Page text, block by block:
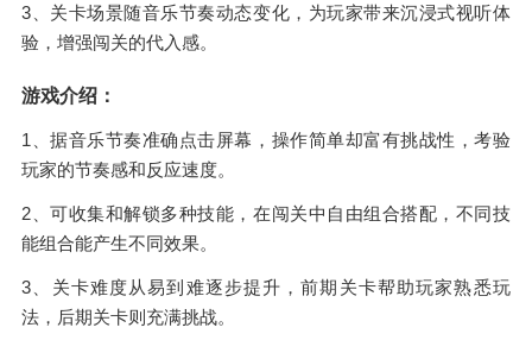
3、关卡场景随音乐节奏动态变化，为玩家带来沉浸式视听体
验，增强闯关的代入感。
游戏介绍：
1、据音乐节奏准确点击屏幕，操作简单却富有挑战性，考验
玩家的节奏感和反应速度。
2、可收集和解锁多种技能，在闯关中自由组合搭配，不同技
能组合能产生不同效果。
3、关卡难度从易到难逐步提升，前期关卡帮助玩家熟悉玩
法，后期关卡则充满挑战。